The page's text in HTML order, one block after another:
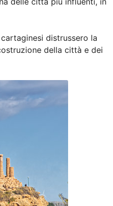
distrussero la
della città e dei